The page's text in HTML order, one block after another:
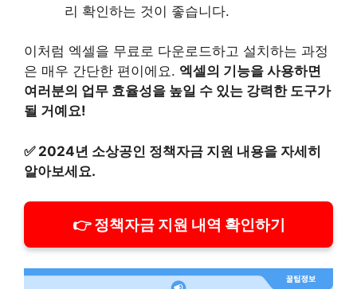
리 확인하는 것이 좋습니다.
이처럼 엑셀을 무료로 다운로드하고 설치하는 과정
은 매우 간단한 편이에요. 엑셀의 기능을 사용하면
여러분의 업무 효율성을 높일 수 있는 강력한 도구가
될 거예요!
✅ 2024년 소상공인 정책자금 지원 내용을 자세히
알아보세요.
👉 정책자금 지원 내역 확인하기